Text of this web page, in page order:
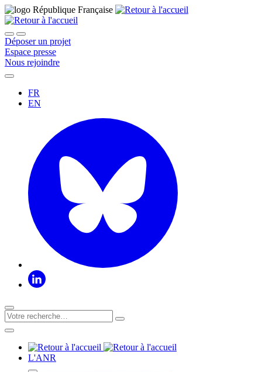
Déposer un projet
Espace presse
Nous rejoindre
FR
EN
L'ANR